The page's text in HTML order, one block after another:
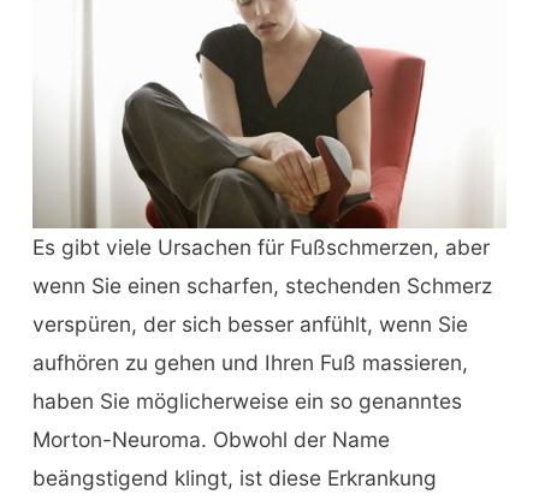
Es gibt viele Ursachen für Fußschmerzen, aber
wenn Sie einen scharfen, stechenden Schmerz
verspüren, der sich besser anfühlt, wenn Sie
aufhören zu gehen und Ihren Fuß massieren,
haben Sie möglicherweise ein so genanntes
Morton-Neuroma. Obwohl der Name
beängstigend klingt, ist diese Erkrankung